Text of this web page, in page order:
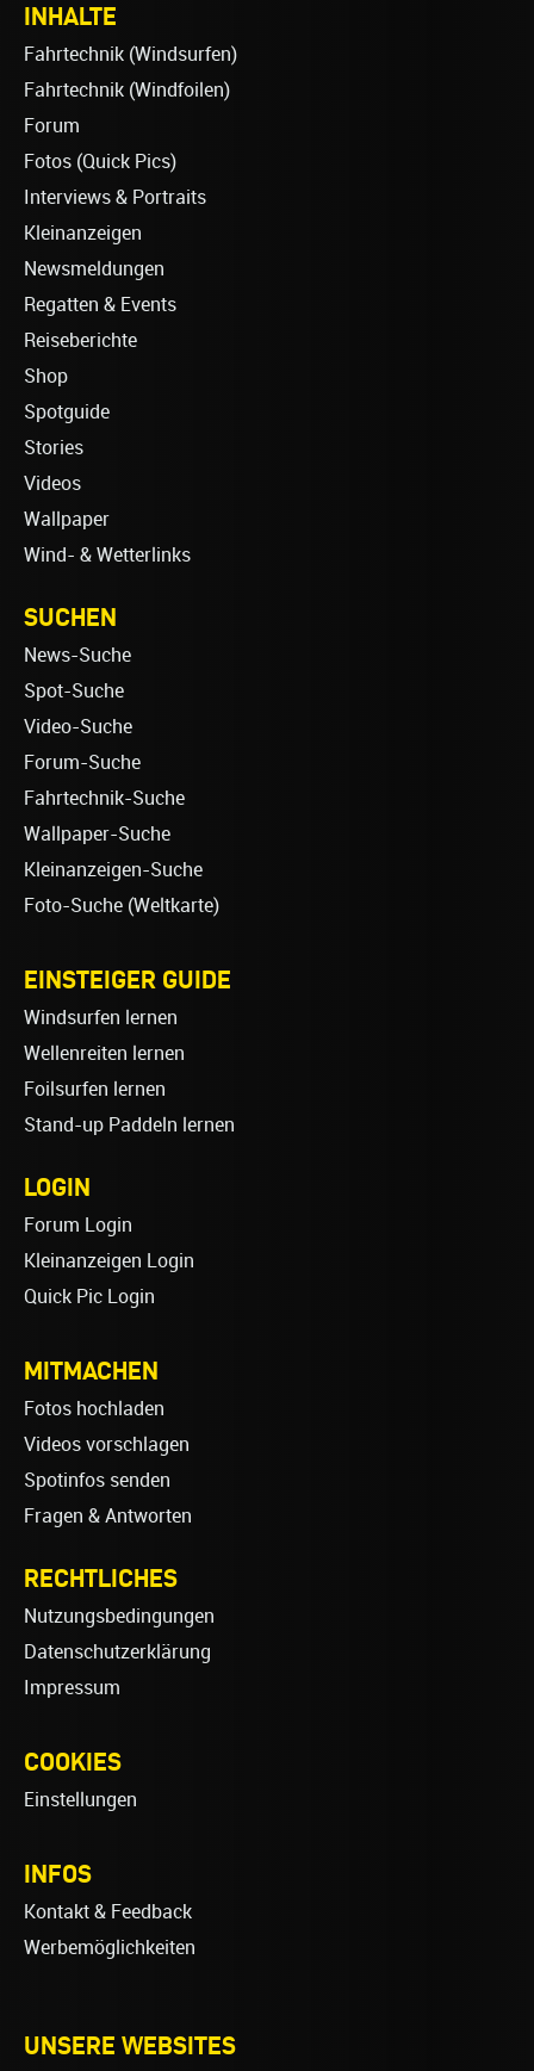
INHALTE
Fahrtechnik (Windsurfen)
Fahrtechnik (Windfoilen)
Forum
Fotos (Quick Pics)
Interviews & Portraits
Kleinanzeigen
Newsmeldungen
Regatten & Events
Reiseberichte
Shop
Spotguide
Stories
Videos
Wallpaper
Wind- & Wetterlinks
SUCHEN
News-Suche
Spot-Suche
Video-Suche
Forum-Suche
Fahrtechnik-Suche
Wallpaper-Suche
Kleinanzeigen-Suche
Foto-Suche (Weltkarte)
EINSTEIGER GUIDE
Windsurfen lernen
Wellenreiten lernen
Foilsurfen lernen
Stand-up Paddeln lernen
LOGIN
Forum Login
Kleinanzeigen Login
Quick Pic Login
MITMACHEN
Fotos hochladen
Videos vorschlagen
Spotinfos senden
Fragen & Antworten
RECHTLICHES
Nutzungsbedingungen
Datenschutzerklärung
Impressum
COOKIES
Einstellungen
INFOS
Kontakt & Feedback
Werbemöglichkeiten
UNSERE WEBSITES